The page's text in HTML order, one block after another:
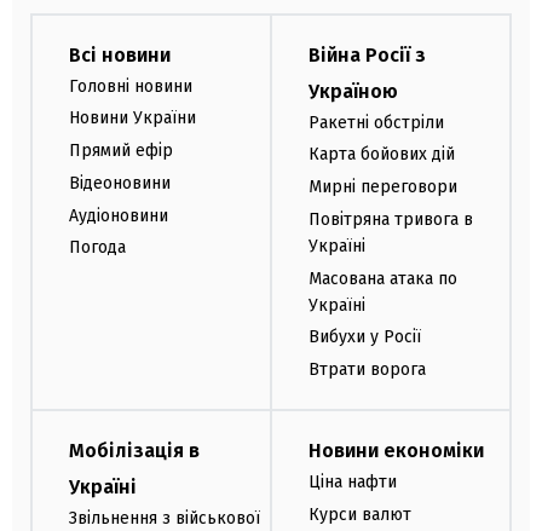
Всі новини
Головні новини
Новини України
Прямий ефір
Відеоновини
Аудіоновини
Погода
Війна Росії з
Україною
Ракетні обстріли
Карта бойових дій
Мирні переговори
Повітряна тривога в
Україні
Масована атака по
Україні
Вибухи у Росії
Втрати ворога
Мобілізація в
Україні
Звільнення з військової
Новини економіки
Ціна нафти
Курси валют